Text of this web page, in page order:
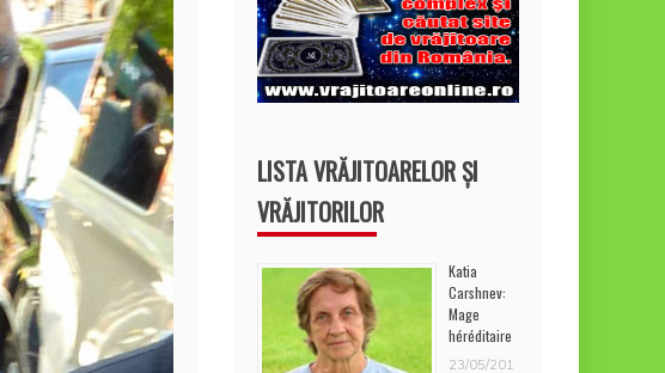
LISTA VRĂJITOARELOR ȘI
VRĂJITORILOR
Katia
Carshnev:
Mage
héréditaire
23/05/201